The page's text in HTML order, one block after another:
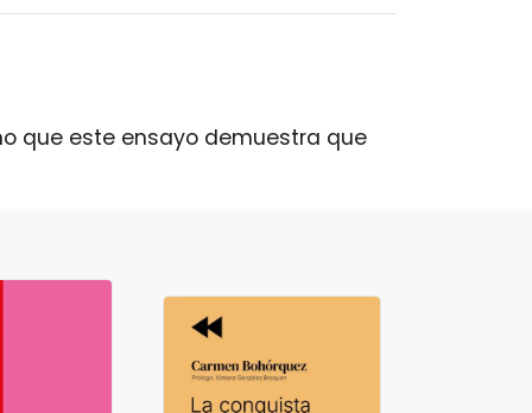
que este ensayo demuestra que